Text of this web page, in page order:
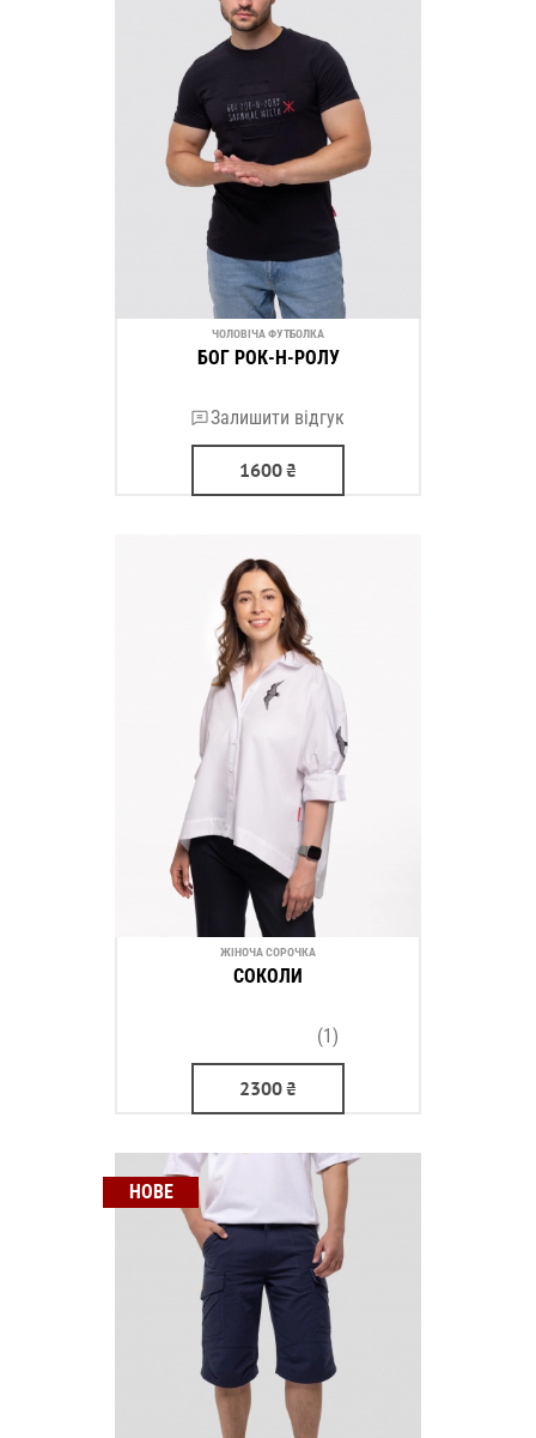
ЧОЛОВІЧА ФУТБОЛКА
БОГ РОК-Н-РОЛУ
Залишити відгук
1600₴
ЖІНОЧА СОРОЧКА
СОКОЛИ
(1)
2300₴
НОВЕ